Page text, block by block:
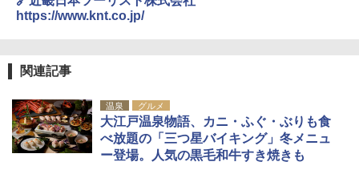
https://www.knt.co.jp/
関連記事
温泉 グルメ
大江戸温泉物語、カニ・ふぐ・ぶりも食
べ放題の「三つ星バイキング」冬メニュ
ー登場。人気の黒毛和牛すき焼きも